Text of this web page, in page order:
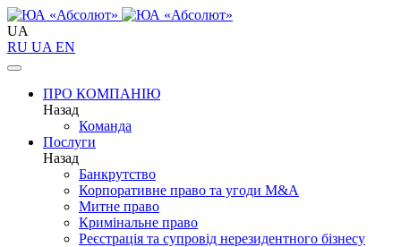
UA
RU UA EN
ПРО КОМПАНІЮ
Назад
Команда
Послуги
Назад
Банкрутство
Корпоративне право та угоди M&A
Митне право
Кримінальне право
Реєстрація та супровід нерезидентного бізнесу